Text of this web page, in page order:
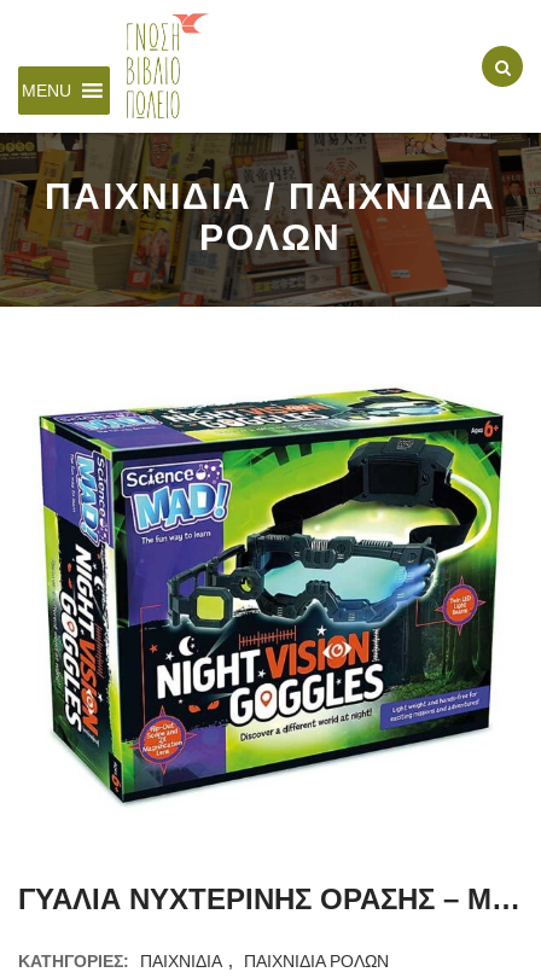
MENU
ΠΑΙΧΝΙΔΙΑ / ΠΑΙΧΝΙΔΙΑ
ΡΟΛΩΝ
ΓΥΑΛΙΑ ΝΥΧΤΕΡΙΝΗΣ ΟΡΑΣΗΣ – MAD SCIENCE TRSM55
ΚΑΤΗΓΟΡΊΕΣ: ΠΑΙΧΝΙΔΙΑ ,
ΠΑΙΧΝΙΔΙΑ ΡΟΛΩΝ